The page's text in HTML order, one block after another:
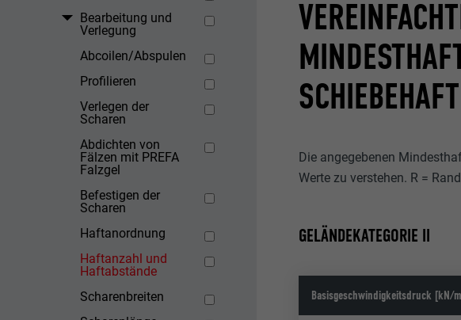
Bearbeitung und
Verlegung
Abcoilen/Abspulen
Profilieren
Verlegen der
Scharen
Abdichten von
Fälzen mit PREFA
Falzgel
Befestigen der
Scharen
Haftanordnung
Haftanzahl und
Haftabstände
Scharenbreiten
Die angegebenen
Werte zu verstehen. R =
GELÄNDEKATEGORIE II
Basisgeschwindigkeitsdruck [kN/